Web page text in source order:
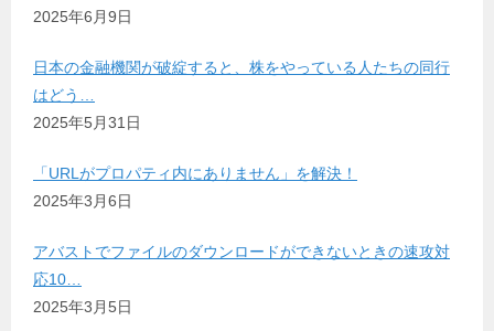
2025年6月9日
日本の金融機関が破綻すると、株をやっている人たちの同行
はどう…
2025年5月31日
「URLがプロパティ内にありません」を解決！
2025年3月6日
アバストでファイルのダウンロードができないときの速攻対
応10…
2025年3月5日